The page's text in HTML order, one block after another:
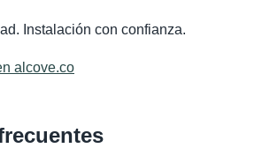
Instalación con confianza.
alcove.co